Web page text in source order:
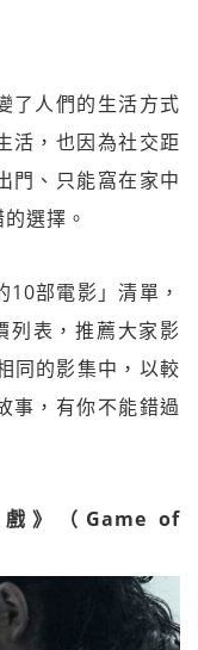
了人們的生活方式
活，也因為社交距
門、只能窩在家中
選擇。
部電影」清單，
列表，推薦大家影
同的影集中，以較
事，有你不能錯過
》（Game of